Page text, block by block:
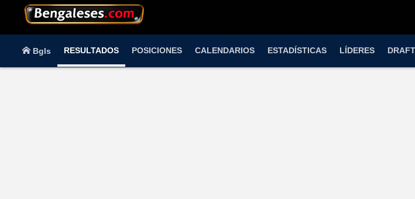
Bgls RESULTADOS POSICIONES CALENDARIOS ESTADÍSTICAS LÍDERES DRAFT